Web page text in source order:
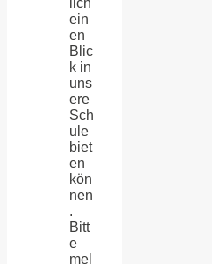
lich
ein
en
Blic
k in
uns
ere
Sch
ule
biet
en
kön
nen
.
Bitt
e
mel